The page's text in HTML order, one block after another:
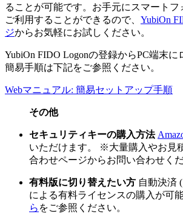
ることが可能です。お手元にスマートフ
ご利用することができるので、 YubiOn
ジからお気軽にお試しください。
YubiOn FIDO Logonの登録からPC端末
簡易手順は下記をご参照ください。
Webマニュアル: 簡易セットアップ手順
その他
セキュリティキーの購入方法
いただけます。 ※大量購入やお見
合わせページからお問い合わせくだ
有料版に切り替えたい方 自動決済
による有料ライセンスの購入が可
ら をご参照ください。